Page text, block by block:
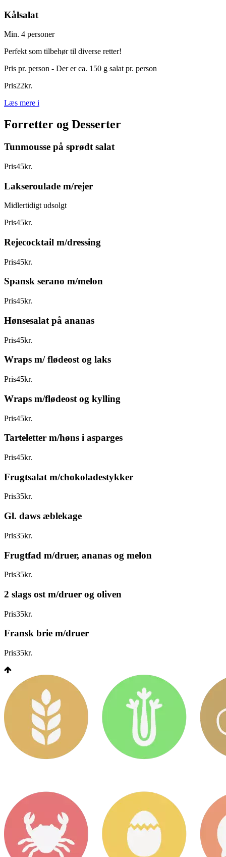
Kålsalat
Min. 4 personer
Perfekt som tilbehør til diverse retter!
Pris pr. person - Der er ca. 150 g salat pr. person
Pris22kr.
Læs mere i
Forretter og Desserter
Tunmousse på sprødt salat
Pris45kr.
Lakseroulade m/rejer
Midlertidigt udsolgt
Pris45kr.
Rejecocktail m/dressing
Pris45kr.
Spansk serano m/melon
Pris45kr.
Hønsesalat på ananas
Pris45kr.
Wraps m/ flødeost og laks
Pris45kr.
Wraps m/flødeost og kylling
Pris45kr.
Tarteletter m/høns i asparges
Pris45kr.
Frugtsalat m/chokoladestykker
Pris35kr.
Gl. daws æblekage
Pris35kr.
Frugtfad m/druer, ananas og melon
Pris35kr.
2 slags ost m/druer og oliven
Pris35kr.
Fransk brie m/druer
Pris35kr.